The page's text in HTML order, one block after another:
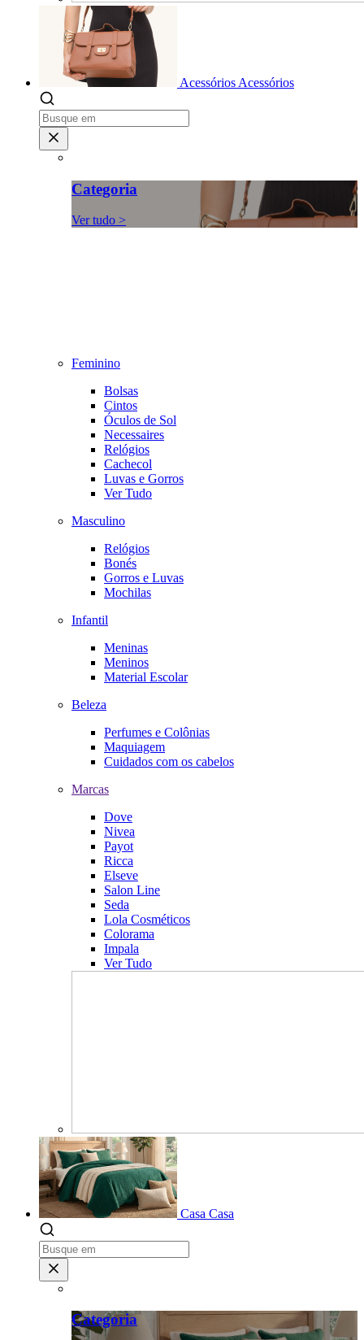
Acessórios Acessórios
Categoria
Ver tudo >
Feminino
Bolsas
Cintos
Óculos de Sol
Necessaires
Relógios
Cachecol
Luvas e Gorros
Ver Tudo
Masculino
Relógios
Bonés
Gorros e Luvas
Mochilas
Infantil
Meninas
Meninos
Material Escolar
Beleza
Perfumes e Colônias
Maquiagem
Cuidados com os cabelos
Marcas
Dove
Nivea
Payot
Ricca
Elseve
Salon Line
Seda
Lola Cosméticos
Colorama
Impala
Ver Tudo
Casa Casa
Categoria